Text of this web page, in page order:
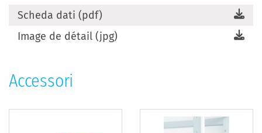
Scheda dati (pdf)
Image de détail (jpg)
Accessori